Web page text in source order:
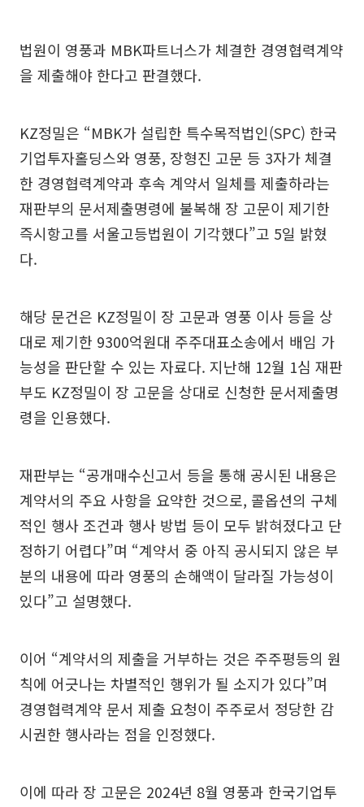
법원이 영풍과 MBK파트너스가 체결한 경영협력계약
을 제출해야 한다고 판결했다.
KZ정밀은 “MBK가 설립한 특수목적법인(SPC) 한국
기업투자홀딩스와 영풍, 장형진 고문 등 3자가 체결
한 경영협력계약과 후속 계약서 일체를 제출하라는
재판부의 문서제출명령에 불복해 장 고문이 제기한
즉시항고를 서울고등법원이 기각했다”고 5일 밝혔
다.
해당 문건은 KZ정밀이 장 고문과 영풍 이사 등을 상
대로 제기한 9300억원대 주주대표소송에서 배임 가
능성을 판단할 수 있는 자료다. 지난해 12월 1심 재판
부도 KZ정밀이 장 고문을 상대로 신청한 문서제출명
령을 인용했다.
재판부는 “공개매수신고서 등을 통해 공시된 내용은
계약서의 주요 사항을 요약한 것으로, 콜옵션의 구체
적인 행사 조건과 행사 방법 등이 모두 밝혀졌다고 단
정하기 어렵다”며 “계약서 중 아직 공시되지 않은 부
분의 내용에 따라 영풍의 손해액이 달라질 가능성이
있다”고 설명했다.
이어 “계약서의 제출을 거부하는 것은 주주평등의 원
칙에 어긋나는 차별적인 행위가 될 소지가 있다”며
경영협력계약 문서 제출 요청이 주주로서 정당한 감
시권한 행사라는 점을 인정했다.
이에 따라 장 고문은 2024년 8월 영풍과 한국기업투